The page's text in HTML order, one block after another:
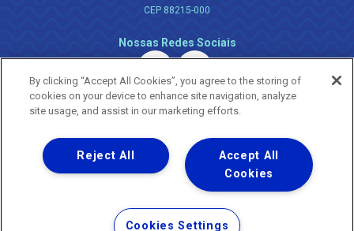
CEP 88215-000
Nossas Redes Sociais
Uma empresa
Copyright ® 2026 - Todos os Direitos Reservados.
Nossa natureza movimenta a vida
Termos Gerais de Uso de Sites e Aplicativos
By clicking “Accept All Cookies”, you agree to the storing of
cookies on your device to enhance site navigation, analyze
site usage, and assist in our marketing efforts.
Accept All
Cookies
Reject All
Cookies Settings